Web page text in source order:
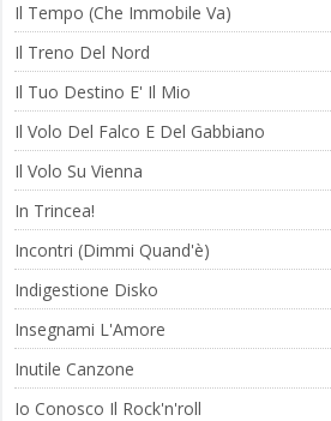
Il Tempo (Che Immobile Va)
Il Treno Del Nord
Il Tuo Destino E' Il Mio
Il Volo Del Falco E Del Gabbiano
Il Volo Su Vienna
In Trincea!
Incontri (Dimmi Quand'è)
Indigestione Disko
Insegnami L'Amore
Inutile Canzone
Io Conosco Il Rock'n'roll